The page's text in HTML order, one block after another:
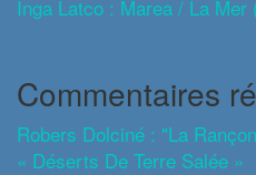
Inga Latco : Marea / La
Commentaires
Robers Dolciné : "La
« Déserts De Terre Salée »